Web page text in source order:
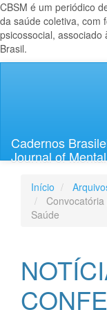
CBSM é um periódico
da saúde coletiva, com
psicossocial,
Brasil.
Lateral
Cadernos
Journal of
Início
Saúde